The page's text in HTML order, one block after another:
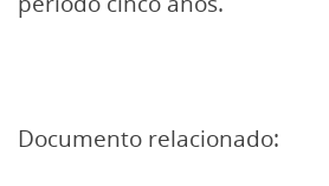
Documento relacionado: